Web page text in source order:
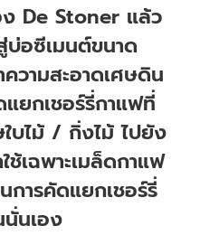
De Stoner แล้ว
บ่อซีเมนต์ขนาด
วามสะอาดเศษดิน
ยกเชอร์รี่กาแฟที่
บไม้ / กิ่งไม้ ไปยัง
ช้เฉพาะเมล็ดกาแฟ
การคัดแยกเชอร์รี่
นเอง